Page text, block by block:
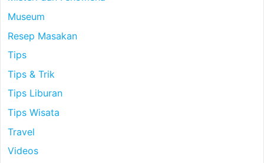
Museum
Resep Masakan
Tips
Tips & Trik
Tips Liburan
Tips Wisata
Travel
Videos